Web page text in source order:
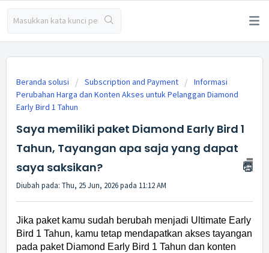
Beranda solusi Subscription and Payment
Informasi
Perubahan Harga dan Konten Akses untuk Pelanggan Diamond
Early Bird 1 Tahun
Saya memiliki paket Diamond Early Bird 1
Tahun, Tayangan apa saja yang dapat
saya saksikan?
Diubah pada: Thu, 25 Jun, 2026 pada 11:12 AM
Jika paket kamu sudah berubah menjadi Ultimate Early
Bird 1 Tahun, kamu tetap mendapatkan akses tayangan
pada paket Diamond Early Bird 1 Tahun dan konten